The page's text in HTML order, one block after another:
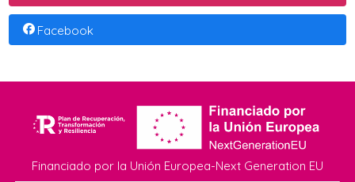
Facebook
Financiado por la Unión Europea-Next Generation EU